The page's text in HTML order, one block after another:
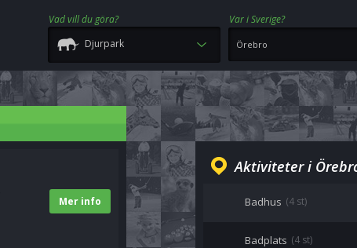
Vad vill du göra?
Var i Sverige?
Djurpark
Mer info
Aktiviteter i
Badhus (4 st)
Badplats (4 st)